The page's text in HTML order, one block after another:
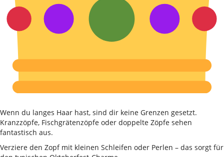
Wenn du langes Haar hast, sind dir keine Grenzen gesetzt.
Kranzzöpfe, Fischgrätenzöpfe oder doppelte Zöpfe sehen
fantastisch aus.
Verziere den Zopf mit kleinen Schleifen oder Perlen – das sorgt für